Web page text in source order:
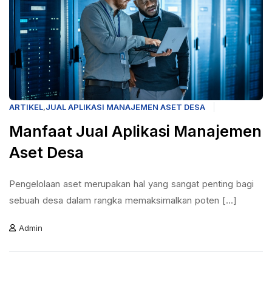
ARTIKEL,JUAL APLIKASI MANAJEMEN ASET DESA
Manfaat Jual Aplikasi Manajemen
Aset Desa
Pengelolaan aset merupakan hal yang sangat penting bagi
sebuah desa dalam rangka memaksimalkan poten [...]
Admin